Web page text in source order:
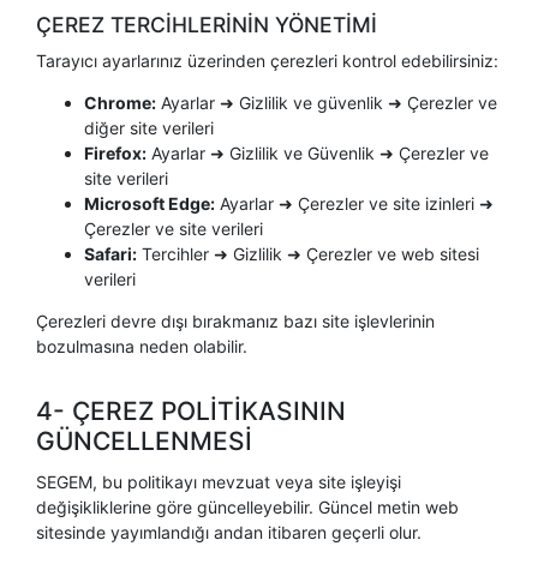
ÇEREZ TERCİHLERİNİN YÖNETİMİ
Tarayıcı ayarlarınız üzerinden çerezleri kontrol edebilirsiniz:
Chrome: Ayarlar ➜ Gizlilik ve güvenlik ➜ Çerezler ve
diğer site verileri
Firefox: Ayarlar ➜ Gizlilik ve Güvenlik ➜ Çerezler ve
site verileri
Microsoft Edge: Ayarlar ➜ Çerezler ve site izinleri ➜
Çerezler ve site verileri
Safari: Tercihler ➜ Gizlilik ➜ Çerezler ve web sitesi
verileri
Çerezleri devre dışı bırakmanız bazı site işlevlerinin
bozulmasına neden olabilir.
4- ÇEREZ POLİTİKASININ
GÜNCELLENMESİ
SEGEM, bu politikayı mevzuat veya site işleyişi
değişikliklerine göre güncelleyebilir. Güncel metin web
sitesinde yayımlandığı andan itibaren geçerli olur.